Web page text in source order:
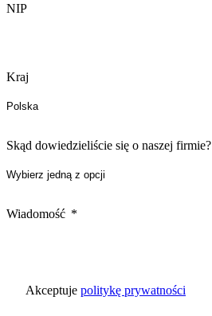
NIP
Kraj
Skąd dowiedzieliście się o naszej firmie?
Wiadomość
Akceptuje politykę prywatności